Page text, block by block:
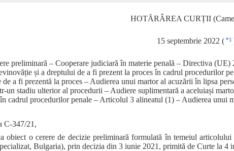
HOTĂRÂREA CURȚII
15 septembrie 2022 ( *1
preliminară – Cooperare judiciară în materie penală – Directiva
și a dreptului de a fi prezent la proces în cadrul procedurilor
de a fi prezentă la proces – Audierea unui martor al acuzării în lipsa
stadiu ulterior al procedurii – Audiere suplimentară a aceluiași
cadrul procedurilor penale – Articolul 3 alineatul (1) – Audierea unui
C‑347/21,
obiect o cerere de decizie preliminară formulată în temeiul
Bulgaria), prin decizia din 3 iunie 2021, primită de Curte la 4